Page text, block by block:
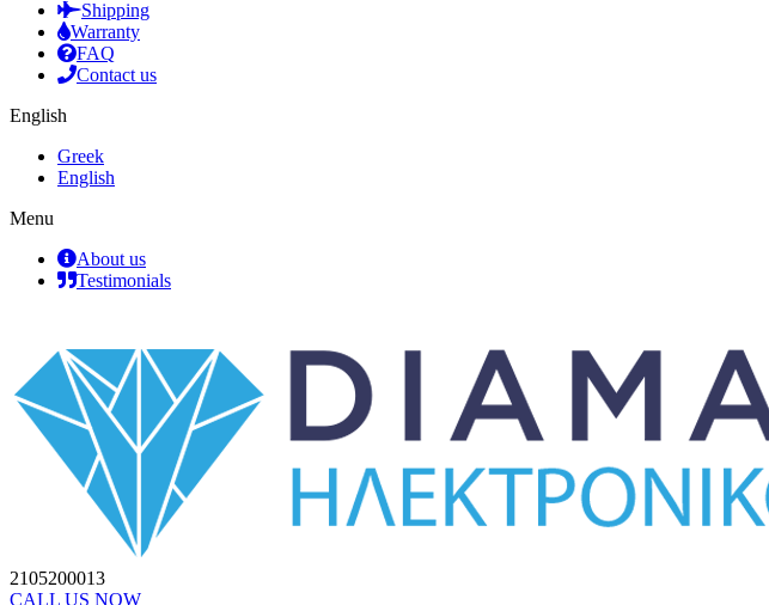
Shipping
Warranty
FAQ
Contact us
English
Greek
English
Menu
About us
Testimonials
2105200013
CALL US NOW